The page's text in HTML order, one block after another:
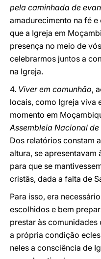
pela caminhada de
amadurecimento na fé
que a Igreja em
presença no meio de
celebrarmos juntos a
na Igreja.
4. Viver em comunhão,
locais, como Igreja viva
momento em
Assembleia Nacional
Dos relatórios constam
altura, se
para que se
cristãs, dada a falta de
Para isso, era
escolhidos e bem
prestar às
a própria condição
neles a consciência de